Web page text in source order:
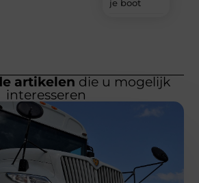
je boot
artikelen die u mogelijk
interesseren